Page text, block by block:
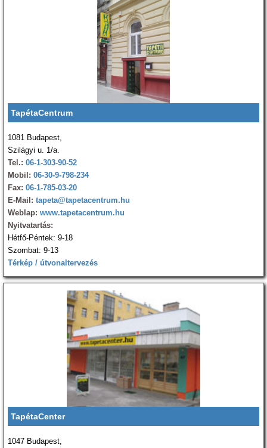
TapétaCentrum
1081 Budapest,
Szilágyi u. 1/a.
Tel.: 06-1-303-90-52
Mobil: 06-30-9-798-234
Fax: 06-1-785-03-20
E-Mail: tapeta@tapetacentrum.hu
Weblap: www.tapetacentrum.hu
Nyitvatartás:
Hétfő-Péntek: 9-18
Szombat: 9-13
Térkép / útvonaltervezés
TapétaCenter
1047 Budapest,